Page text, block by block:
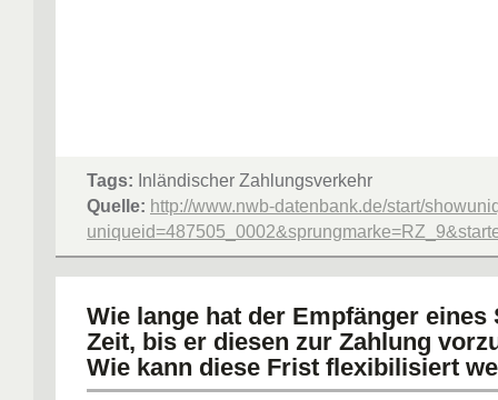
Tags: Inländischer Zahlungsverkehr
Quelle: http://www.nwb-datenbank.de/start/
Wie lange hat der Empfänger eines
Zeit, bis er diesen zur Zahlung
Wie kann diese Frist flexibilisiert